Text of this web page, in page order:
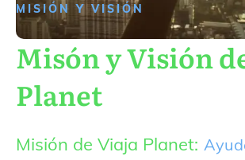
MISIÓN Y VISIÓN
Misón y Visión
Planet
Misión de Viaja Planet: